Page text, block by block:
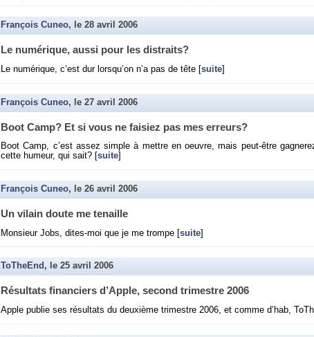
François Cuneo, le 28 avril 2006
Le nu­mé­rique, aussi pour les dis­traits?
Le nu­mé­rique, c’est dur lors­qu’on n’a pas de tête [ suite
François Cuneo, le 27 avril 2006
Boot Camp? Et si vous ne fai­siez pas mes er­reurs?
Boot Camp, c’est assez simple à mettre en oeuvre, mais peut-être
cette hu­meur, qui sait? [ suite
François Cuneo, le 26 avril 2006
Un vi­lain doute me te­naille
Mon­sieur Jobs, dites-moi que je me trompe [suite]
ToTheEnd , le 25 avril 2006
Ré­sul­tats fi­nan­ciers d’Apple, se­cond tri­mestre 2006
Apple pu­blie ses ré­sul­tats du deuxième tri­mestre 2006, et comme d’hab,